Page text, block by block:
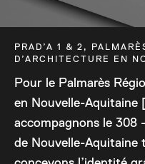
PRAD’A 1 & 2,
D’ARCHITECTURE EN
Pour le Palmarès
en Nouvelle-Aquitaine
accompagnons le 308
de Nouvelle-